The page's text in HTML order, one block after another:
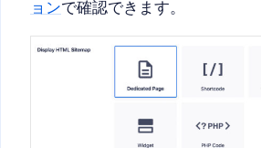
ョンで確認できます。